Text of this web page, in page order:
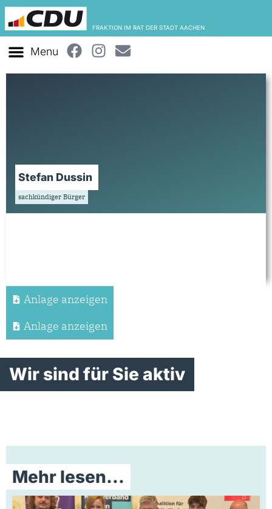
FRAKTION IM RAT DER STADT AACHEN
Stefan Dussin
sachkündiger Bürger
Anlage anzeigen
Anlage anzeigen
Wir sind für Sie aktiv
Mehr lesen...